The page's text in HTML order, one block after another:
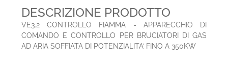
DESCRIZIONE PRODOTTO
VE3.2 CONTROLLO FIAMMA - APPARECCHIO DI
COMANDO E CONTROLLO PER BRUCIATORI DI GAS
AD ARIA SOFFIATA DI POTENZIALITA’ FINO A 350KW